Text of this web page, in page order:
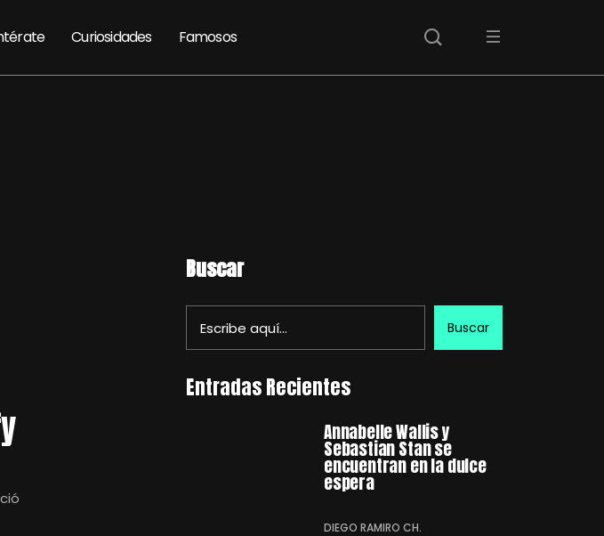
Curiosidades Famosos
Buscar
Buscar
Entradas Recientes
Annabelle Wallis y
Sebastian Stan se
encuentran en la dulce
espera
DIEGO RAMIRO CH.